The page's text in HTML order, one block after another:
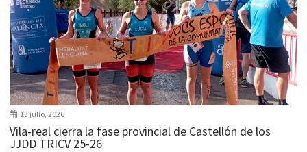
13 julio, 2026
Vila-real cierra la fase provincial de Castellón de los
JJDD TRICV 25-26